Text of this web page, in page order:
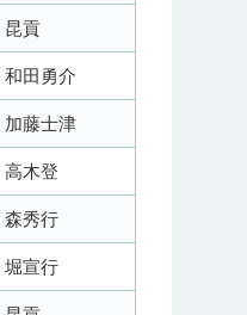
昆貢
和田勇介
加藤士津
高木登
森秀行
堀宣行